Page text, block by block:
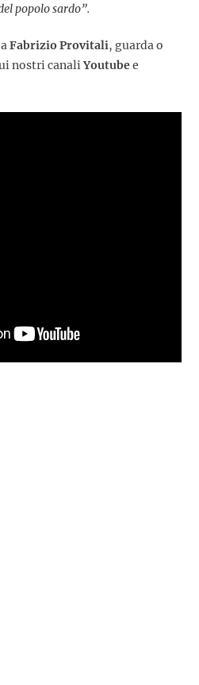
popolo sardo”.
Fabrizio Provitali, guarda o
nostri canaliYoutubee